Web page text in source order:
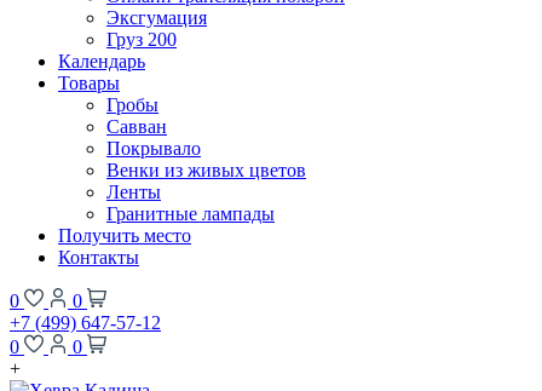
Эксгумация
Груз 200
Календарь
Товары
Гробы
Савван
Покрывало
Венки из живых цветов
Ленты
Гранитные лампады
Получить место
Контакты
0
0
+7 (499) 647-57-12
0
0
+